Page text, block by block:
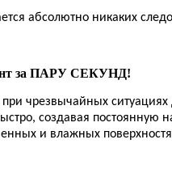
абсолютно никаких
за ПАРУ СЕКУНД!
чрезвычайных ситуациях
создавая
и влажных